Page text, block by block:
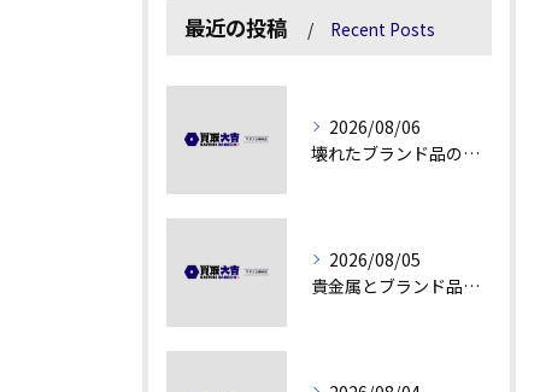
最近の投稿 Recent Posts
2026/08/06
壊れたブランド品の価値を見極める技術とは
2026/08/05
貴金属とブランド品の価値変動を見極める方法